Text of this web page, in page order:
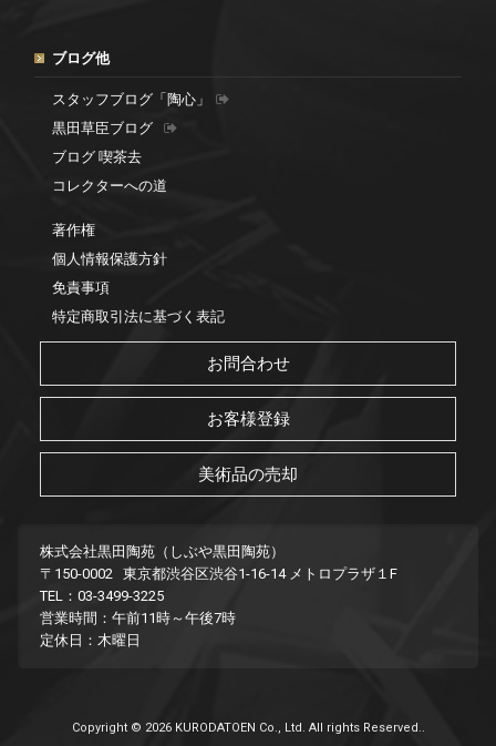
ブログ他
スタッフブログ「陶心」
黒田草臣ブログ
ブログ 喫茶去
コレクターへの道
著作権
個人情報保護方針
免責事項
特定商取引法に基づく表記
お問合わせ
お客様登録
美術品の売却
株式会社黒田陶苑（しぶや黒田陶苑）
〒150-0002 東京都渋谷区渋谷1-16-14 メトロプラザ１F
TEL：03-3499-3225
営業時間：午前11時～午後7時
定休日：木曜日
Copyright © 2026 KURODATOEN Co., Ltd. All rights Reserved..